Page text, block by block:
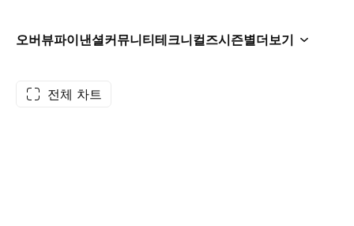
오버뷰파이낸셜커뮤니티테크니컬즈시즌별더보기
전체 차트